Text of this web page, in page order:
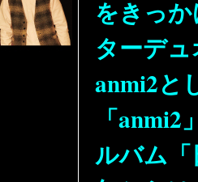
をきっ
ターデ
anmi2と
「
ルバム